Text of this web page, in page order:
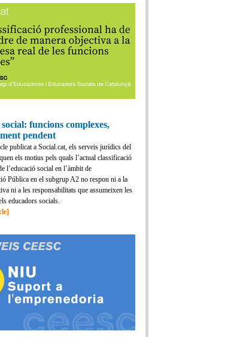
funcions complexes,
pendent
publicat a Social.cat, els serveis jurídics del
els motius pels quals l’actual classificació
l’educació social en l’àmbit de
Pública en el subgrup A2 no respon ni a la
ni a les responsabilitats que assumeixen les
educadors socials.